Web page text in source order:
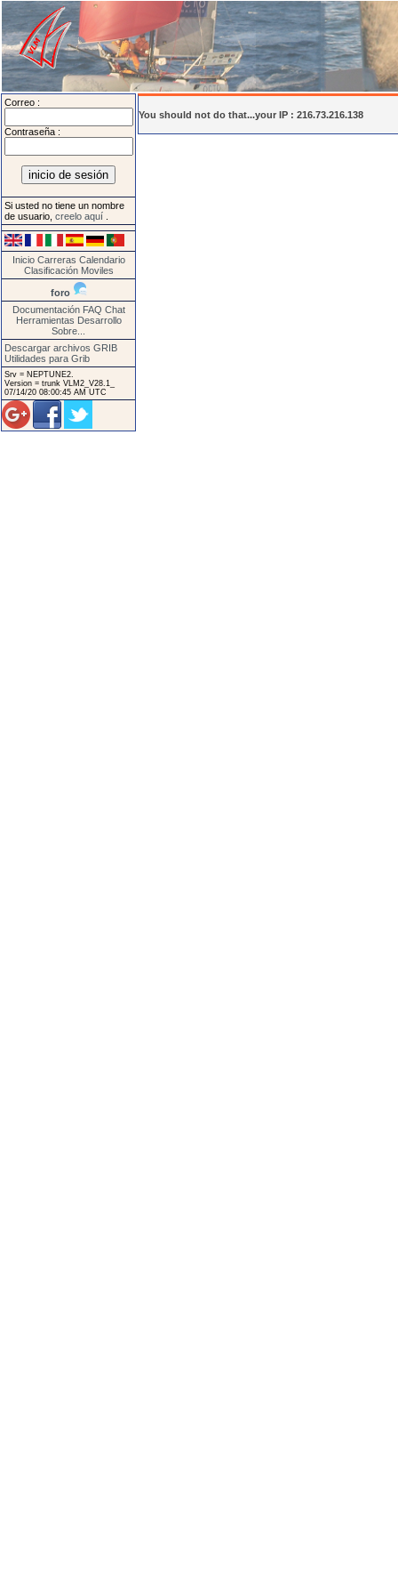
Correo :
Contraseña :
Si usted no tiene un nombre
de usuario, creelo aquí
Inicio Carreras Calendario
Clasificación Moviles
foro
Documentación FAQ Chat
Herramientas Desarrollo
Sobre...
Descargar archivos GRIB
Utilidades para Grib
Srv = NEPTUNE2.
Version = trunk VLM2_V28.1_
07/14/20 08:00:45 AM UTC
You should not do that...your IP : 216.73.216.138